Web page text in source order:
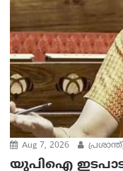
Aug 7, 2026
യുപിഐ